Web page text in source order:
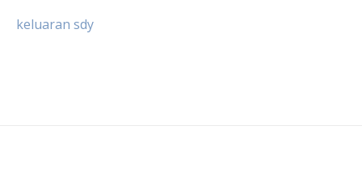
keluaran sdy